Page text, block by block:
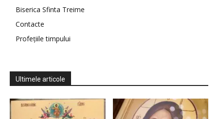
Biserica Sfinta Treime
Contacte
Profețiile timpului
Ultimele articole